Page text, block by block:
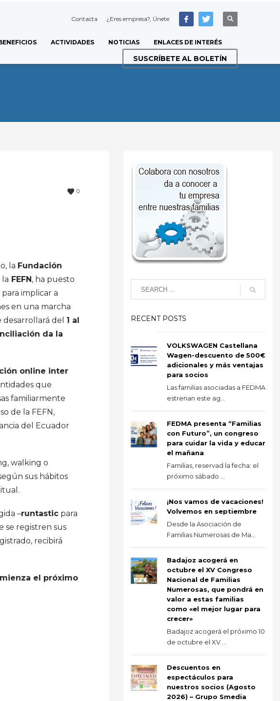
Contacta ¿Eres empresa?, Únete
ACTIVIDADES NOTICIAS ENLACES DE INTERÉS
SUSCRÍBETE AL BOLETÍN
0
la Fundación
FEFN, ha puesto
implicar a
en una marcha
del 1 al
da la
online inter
que
familiarmente
de la FEFN,
del Ecuador
walking o
sus hábitos
–runtastic para
se registren sus
recibirá
el próximo
RECENT POSTS
VOLKSWAGEN Castellana
Wagen-descuento de 500€
adicionales y más ventajas
para socios
Las familias asociadas a FEDMA
estrenan este ag...
FEDMA presenta “Familias
con Futuro”, un congreso
para cuidar la vida y educar
el mañana
Familias, reservad la fecha: el
próximo sábado ...
¡Nos vamos de vacaciones!
Volvemos en septiembre
Desde la Asociación de
Familias Numerosas de Ma...
Badajoz acogerá en
octubre el XV Congreso
Nacional de Familias
Numerosas, que pondrá en
valor a estas familias
como «el mejor lugar para
crecer»
Badajoz acogerá el próximo 10
de octubre el XV ...
Descuentos en
espectáculos para
nuestros socios (Agosto
2026) – Grupo Smedia